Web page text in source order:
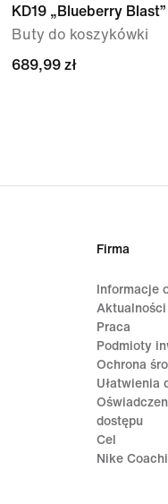
KD19 „Blueberry Blast”
Buty do koszykówki
689,99 zł
689,99 zł
Firma
Informacje
Aktualności
Praca
Podmioty
Ochrona
Ułatwienia
dostępu
Cel
Nike